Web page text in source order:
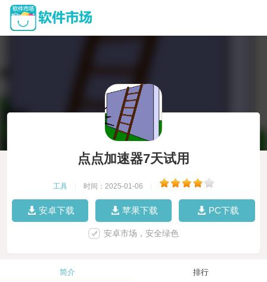
点点加速器7天试用
工具 时间：2025-01-06
安卓下载 苹果下载 PC下载
安卓市场，安全绿色
简介 排行